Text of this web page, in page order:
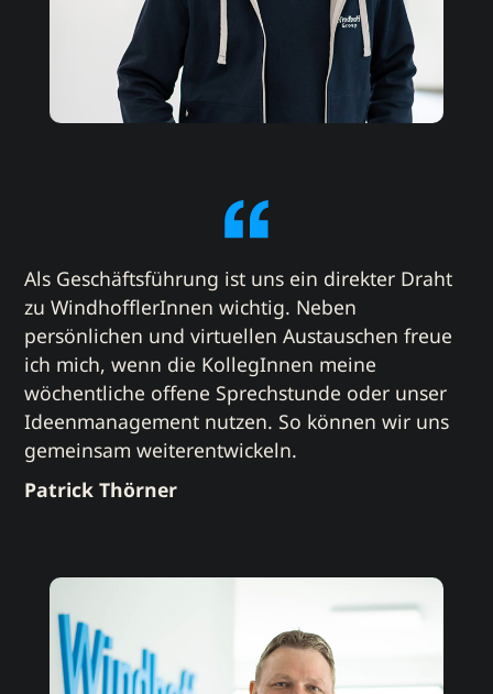
Als Geschäftsführung ist uns ein direkter Draht
zu WindhofflerInnen wichtig. Neben
persönlichen und virtuellen Austauschen freue
ich mich, wenn die KollegInnen meine
wöchentliche offene Sprechstunde oder unser
Ideenmanagement nutzen. So können wir uns
gemeinsam weiterentwickeln.
Patrick Thörner